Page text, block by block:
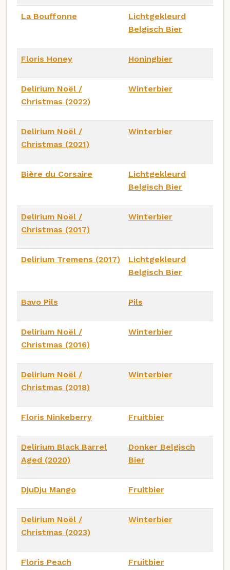
La Bouffonne
Lichtgekleurd
Belgisch Bier
Floris Honey Honingbier
Delirium Noël /
Christmas (2022)
Winterbier
Delirium Noël /
Christmas (2021)
Winterbier
Bière du Corsaire
Lichtgekleurd
Belgisch Bier
Delirium Noël /
Christmas (2017)
Winterbier
Delirium Tremens (2017)
Lichtgekleurd
Belgisch Bier
Bavo Pils Pils
Delirium Noël /
Christmas (2016)
Winterbier
Delirium Noël /
Christmas (2018)
Winterbier
Floris Ninkeberry Fruitbier
Delirium Black Barrel
Aged (2020)
Donker Belgisch
Bier
DjuDju Mango Fruitbier
Delirium Noël /
Christmas (2023)
Winterbier
Floris Peach Fruitbier